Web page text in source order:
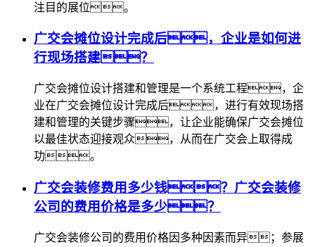
注目的展位。
广交会摊位设计完成后，企业是如何进
行现场搭建？
广交会摊位设计搭建和管理是一个系统工程，企
业在广交会摊位设计完成后，进行有效现场搭
建和管理的关键步骤，让企业能确保广交会摊位
以最佳状态迎接观众，从而在广交会上取得成
功。
广交会装修费用多少钱？广交会装修
公司的费用价格是多少？
广交会装修公司的费用价格因多种因素而异；参展